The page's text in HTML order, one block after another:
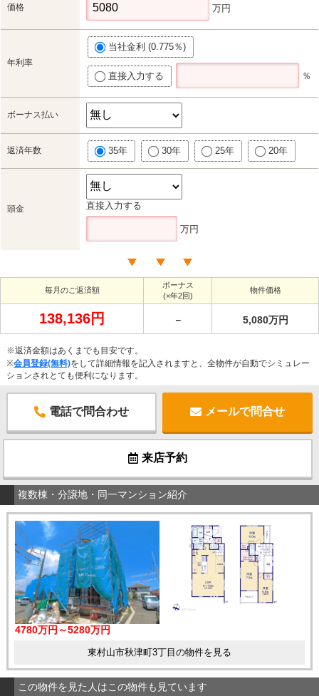
価格 万円
年利率
当社金利 (0.775％)
直接入力する ％
ボーナス払い
返済年数 35年 30年 25年 20年
頭金 直接入力する
万円
毎月のご返済額
ボーナス
(×年2回)
物件価格
138,136円 － 5,080万円
※返済金額はあくまでも目安です。
※会員登録(無料)をして詳細情報を記入されますと、全物件が自動でシミュレー
ションされとても便利になります。
電話で問合わせ メールで問合せ
来店予約
複数棟・分譲地・同一マンション紹介
4780万円～5280万円
東村山市秋津町3丁目の物件を見る
この物件を見た人はこの物件も見ています